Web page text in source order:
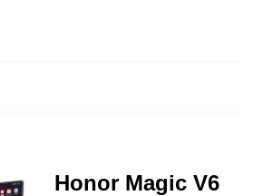
Honor Magic V6